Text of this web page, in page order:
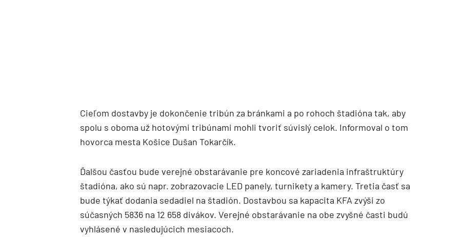
Cieľom dostavby je dokončenie tribún za bránkami a po rohoch štadióna tak, aby
spolu s oboma už hotovými tribúnami mohli tvoriť súvislý celok. Informoval o tom
hovorca mesta Košice Dušan Tokarčík.
Ďalšou časťou bude verejné obstarávanie pre koncové zariadenia infraštruktúry
štadióna, ako sú napr. zobrazovacie LED panely, turnikety a kamery. Tretia časť sa
bude týkať dodania sedadiel na štadión. Dostavbou sa kapacita KFA zvýši zo
súčasných 5836 na 12 658 divákov. Verejné obstarávanie na obe zvyšné časti budú
vyhlásené v nasledujúcich mesiacoch.